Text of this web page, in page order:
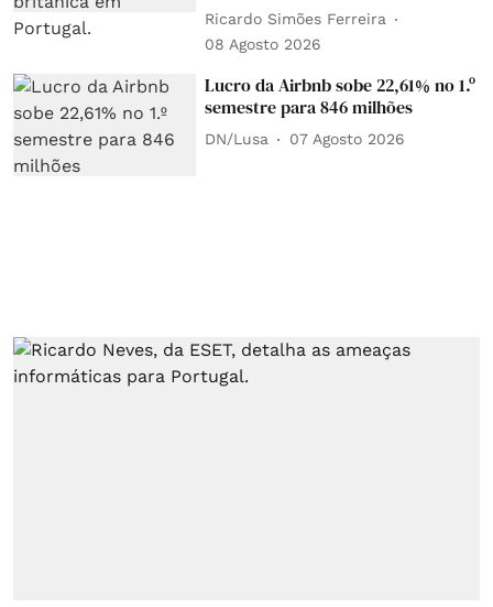
Ricardo Simões Ferreira
08 Agosto 2026
Lucro da Airbnb sobe 22,61% no 1.º
semestre para 846 milhões
DN/Lusa 07 Agosto 2026